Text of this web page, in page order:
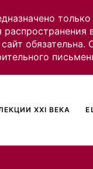
только
XXI ВЕКА